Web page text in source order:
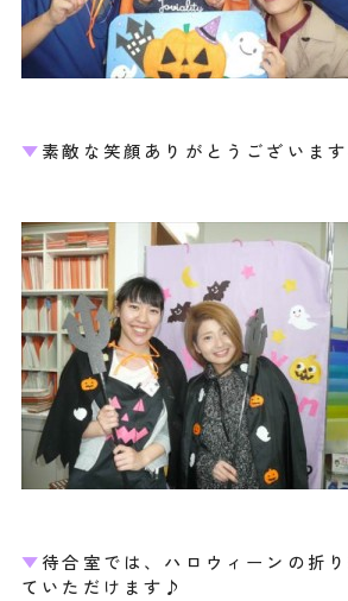
▼素敵な笑顔ありがとうござい
▼待合室では、ハロウィーンの折
ていただけます♪